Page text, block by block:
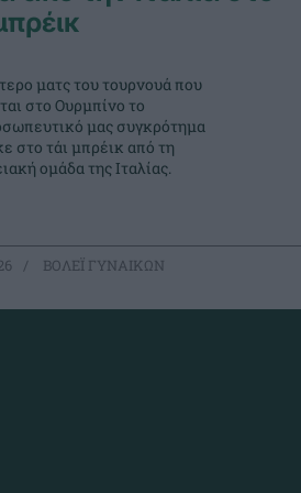
ματς του τουρνουά που
στο Ουρμπίνο το
μας συγκρότημα
στο τάι μπρέικ από τη
ομάδα της Ιταλίας.
ΒΟΛΕΪ ΓΥΝΑΙΚΩΝ